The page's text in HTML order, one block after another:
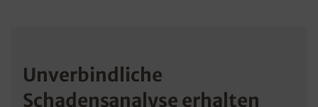
Unverbindliche
Schadensanalyse erhalten